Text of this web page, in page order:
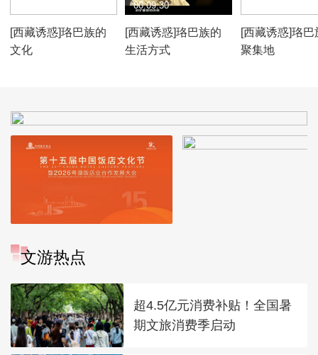
[西藏诱惑]珞巴族的
文化
[西藏诱惑]珞巴族的
生活方式
00:09:30
[西藏诱惑]珞巴
聚集地
文游热点
超4.5亿元消费补贴！全国暑
期文旅消费季启动